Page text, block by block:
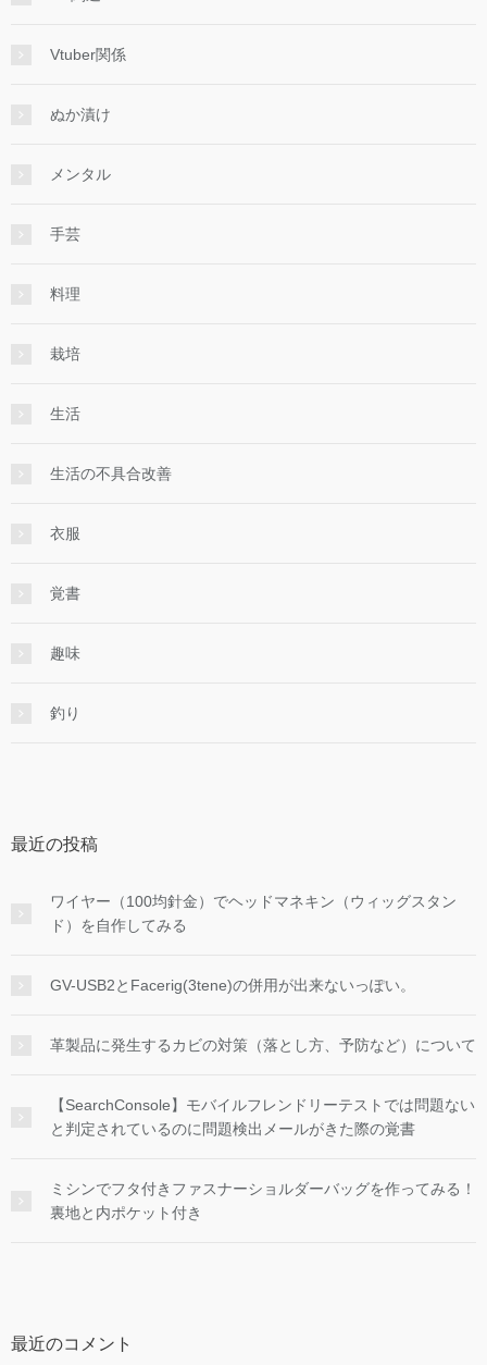
Vtuber関係
ぬか漬け
メンタル
手芸
料理
栽培
生活
生活の不具合改善
衣服
覚書
趣味
釣り
最近の投稿
ワイヤー（100均針金）でヘッドマネキン（ウィッグスタン
ド）を自作してみる
GV-USB2とFacerig(3tene)の併用が出来ないっぽい。
革製品に発生するカビの対策（落とし方、予防など）について
【SearchConsole】モバイルフレンドリーテストでは問題ない
と判定されているのに問題検出メールがきた際の覚書
ミシンでフタ付きファスナーショルダーバッグを作ってみる！
裏地と内ポケット付き
最近のコメント